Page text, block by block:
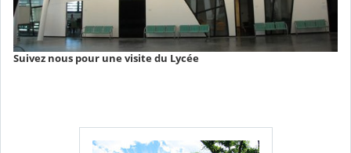
Suivez nous pour une visite du Lycée